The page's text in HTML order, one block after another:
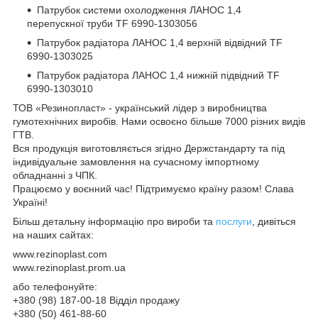
Патрубок системи охолодження ЛАНОС 1,4
перепускної труби TF 6990-1303056
Патрубок радіатора ЛАНОС 1,4 верхній відвідний TF
6990-1303025
Патрубок радіатора ЛАНОС 1,4 нижній підвідний TF
6990-1303010
ТОВ «Резинопласт» - український лідер з виробництва
гумотехнічних виробів. Нами освоєно більше 7000 різних видів
ГТВ.
Вся продукція виготовляється згідно Держстандарту та під
індивідуальне замовлення на сучасному імпортному
обладнанні з ЧПК.
Працюємо у воєнний час! Підтримуємо країну разом! Слава
Україні!
Більш детальну інформацію про вироби та послуги , дивіться
на наших сайтах:
www.rezinoplast.com
www.rezinoplast.prom.ua
або телефонуйте:
+380 (98) 187-00-18 Відділ продажу
+380 (50) 461-88-60